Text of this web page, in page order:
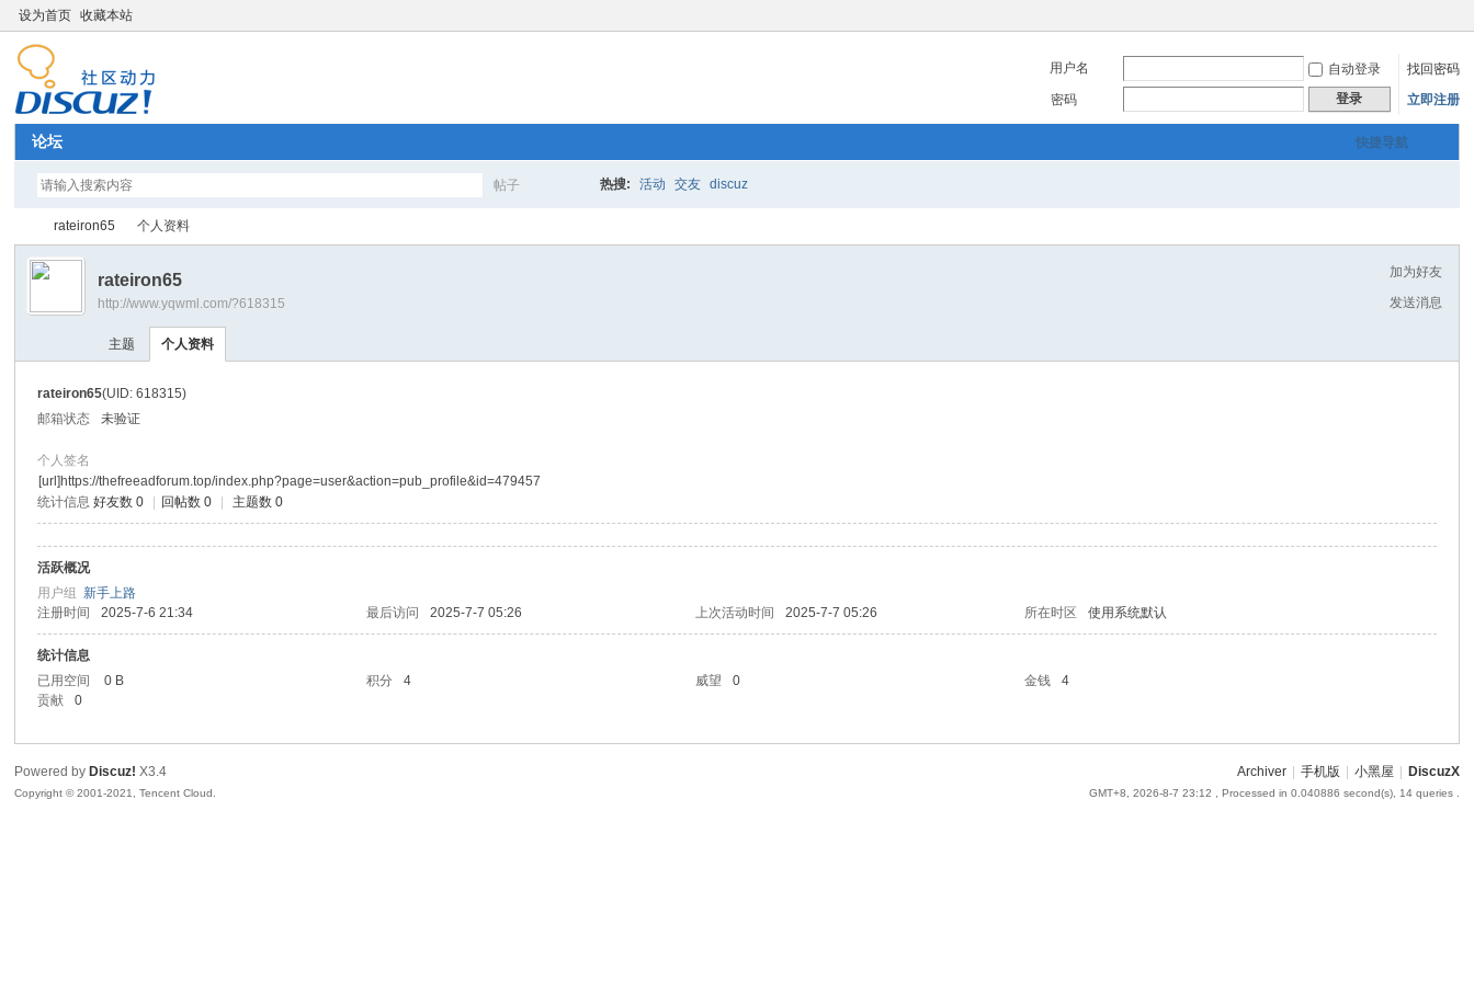
设为首页 收藏本站
用户名 自动登录
找回密码
密码
登录 立即注册
快捷导航
论坛
帖子 热搜: 活动 交友 discuz
›
rateiron65 个人资料
加为好友
发送消息
rateiron65
http://www.yqwml.com/?618315
主题 个人资料
rateiron65(UID: 618315)
邮箱状态
未验证
个人签名
[url]https://thefreeadforum.top/index.php?page=user&action=pub_profile&id=479457
统计信息 好友数 0 回帖数 0 主题数 0
活跃概况
用户组新手上路
注册时间
2025-7-6 21:34 最后访问 2025-7-7 05:26 上次活动时间 2025-7-7 05:26 所在时区 使用系统默认
统计信息
已用空间
0 B 积分 4 威望 0 金钱
4
贡献
0
Archiver 手机版 小黑屋 DiscuzX
GMT+8, 2026-8-7 23:12 , Processed in 0.040886 second(s), 14 queries .
Powered by Discuz! X3.4
Copyright © 2001-2021, Tencent Cloud.